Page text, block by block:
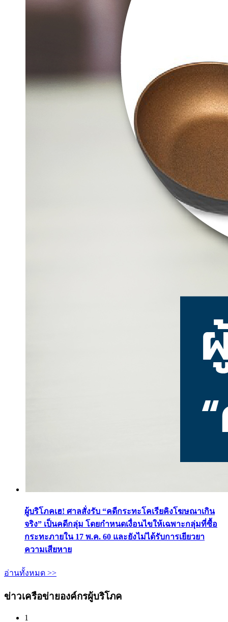
ผู้บริโภคเฮ! ศาลสั่งรับ “คดีกระทะโคเรียคิงโฆษณาเกิน
จริง” เป็นคดีกลุ่ม โดยกำหนดเงื่อนไขให้เฉพาะกลุ่มที่ซื้อ
กระทะภายใน 17 พ.ค. 60 และยังไม่ได้รับการเยียวยา
ความเสียหาย
อ่านทั้งหมด >>
ข่าวเครือข่ายองค์กรผู้บริโภค
1